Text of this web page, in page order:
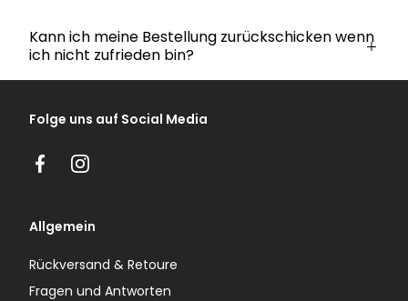
Kann ich meine Bestellung zurückschicken wenn
ich nicht zufrieden bin?
Folge uns auf Social Media
FacebookInstagram
Allgemein
Rückversand & Retoure
Fragen und Antworten